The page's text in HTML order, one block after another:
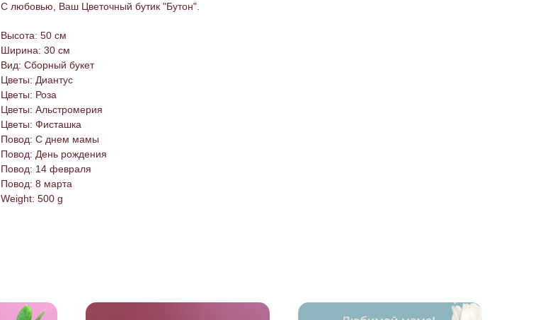
С любовью, Ваш Цветочный бутик "Бутон".
Высота: 50 см
Ширина: 30 см
Вид: Сборный букет
Цветы: Диантус
Цветы: Роза
Цветы: Альстромерия
Цветы: Фисташка
Повод: С днем мамы
Повод: День рождения
Повод: 14 февраля
Повод: 8 марта
Weight: 500 g